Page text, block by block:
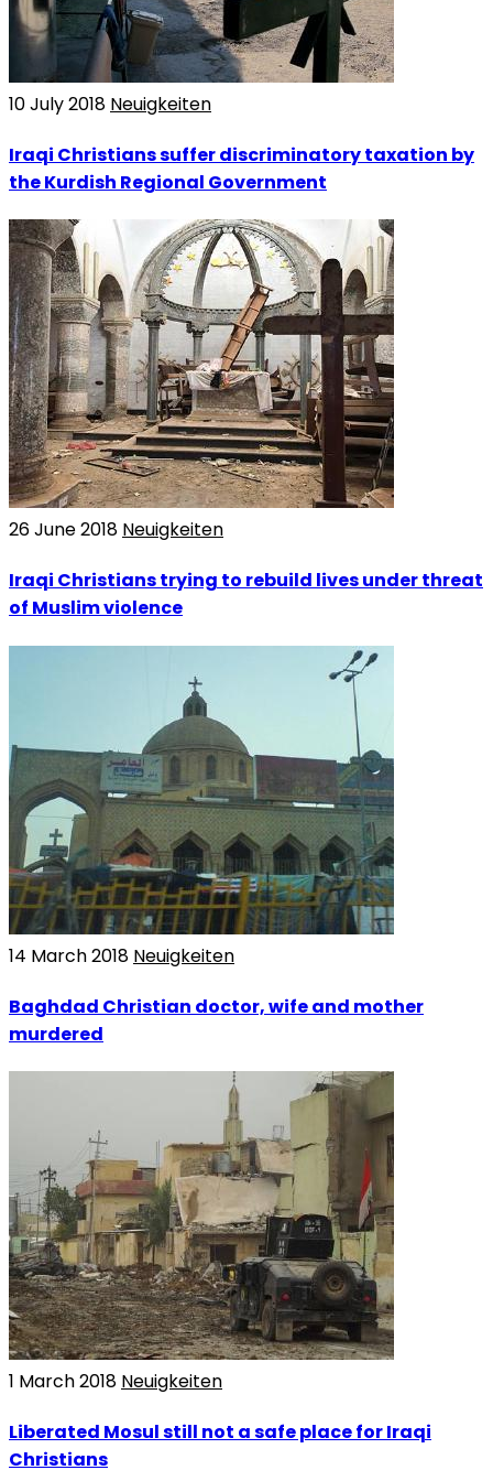
10 July 2018 Neuigkeiten
Iraqi Christians suffer discriminatory taxation by
the Kurdish Regional Government
26 June 2018 Neuigkeiten
Iraqi Christians trying to rebuild lives under threat
of Muslim violence
14 March 2018 Neuigkeiten
Baghdad Christian doctor, wife and mother
murdered
1 March 2018 Neuigkeiten
Liberated Mosul still not a safe place for Iraqi
Christians